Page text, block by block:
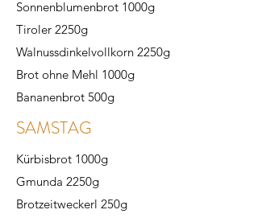
Sonnenblumenbrot 1000g
Tiroler 2250g
Walnussdinkelvollkorn 2250g
Brot ohne Mehl 1000g
Bananenbrot 500g
SAMSTAG
Kürbisbrot 1000g
Gmunda 2250g
Brotzeitweckerl 250g